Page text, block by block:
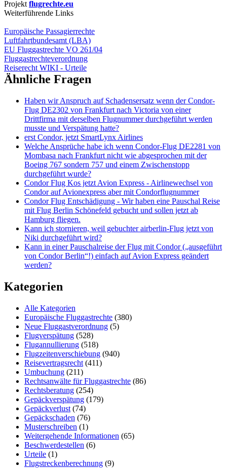
Projekt flugrechte.eu
Weiterführende Links
Europäische Passagierrechte
Luftfahrtbundesamt (LBA)
EU Fluggastrechte VO 261/04
Fluggastrechteverordnung
Reiserecht WIKI - Urteile
Ähnliche Fragen
Haben wir Anspruch auf Schadensersatz wenn der Condor-
Flug DE2302 von Frankfurt nach Victoria von einer
Drittfirma mit derselben Flugnummer durchgeführt werden
musste und Verspätung hatte?
erst Condor, jetzt SmartLynx Airlines
Welche Ansprüche habe ich wenn Condor-Flug DE2281 von
Mombasa nach Frankfurt nicht wie abgesprochen mit der
Boeing 767 sondern 757 und einem Zwischenstopp
durchgeführt wurde?
Condor Flug Kos jetzt Avion Express - Airlinewechsel von
Condor auf Avionexpress aber mit Condorflugnummer
Condor Flug Entschädigung - Wir haben eine Pauschal Reise
mit Flug Berlin Schönefeld gebucht und sollen jetzt ab
Hamburg fliegen.
Kann ich stornieren, weil gebuchter airberlin-Flug jetzt von
Niki durchgeführt wird?
Kann in einer Pauschalreise der Flug mit Condor („ausgeführt
von Condor Berlin“!) einfach auf Avion Express geändert
werden?
Kategorien
Alle Kategorien
Europäische Fluggastrechte (380)
Neue Fluggastverordnung (5)
Flugverspätung (528)
Flugannullierung (518)
Flugzeitenverschiebung (940)
Reisevertragsrecht (411)
Umbuchung (211)
Rechtsanwälte für Fluggastrechte (86)
Rechtsberatung (254)
Gepäckverspätung (179)
Gepäckverlust (74)
Gepäckschaden (76)
Musterschreiben (1)
Weitergehende Informationen (65)
Beschwerdestellen (6)
Urteile (1)
Flugstreckenberechnung (9)